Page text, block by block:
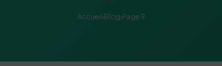
Accueil›Blog›Page 9